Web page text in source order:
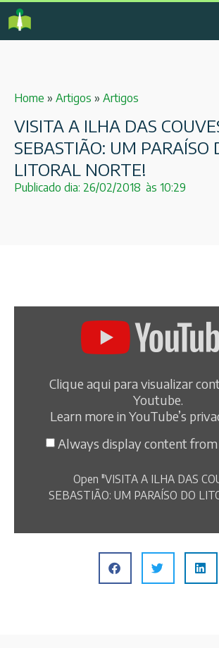
Home » Artigos » Artigos
VISITA A ILHA DAS
SEBASTIÃO: UM PARAÍSO
LITORAL NORTE!
Publicado dia: 26/02/2018 às 10:29
Clique aqui para visualizar
Youtube.
Learn more in YouTube’s
Always display content from
Open "VISITA A ILHA DAS
SEBASTIÃO: UM PARAÍSO DO